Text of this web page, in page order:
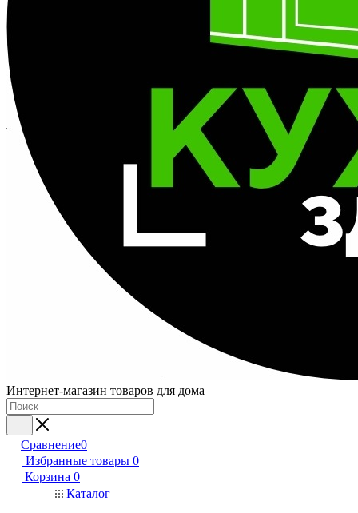
Интернет-магазин товаров для дома
Сравнение0
Избранные товары 0
Корзина 0
Каталог